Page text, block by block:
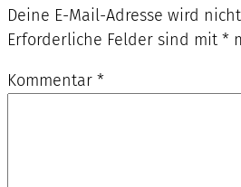
Deine E-Mail-Adresse wird
Erforderliche Felder sind mit *
Kommentar *